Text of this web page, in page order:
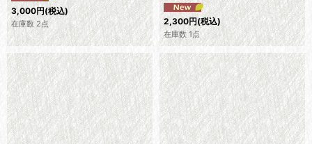
3,000円(税込)
在庫数 2点 2,300円(税込)
在庫数 1点